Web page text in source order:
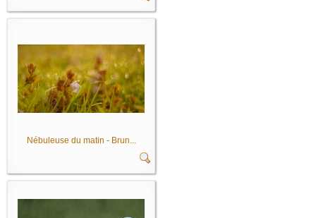
Nébuleuse du matin - Brun...